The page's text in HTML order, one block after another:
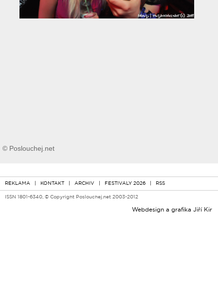
© Poslouchej.net
REKLAMA | KONTAKT | ARCHIV | FESTIVALY 2026 | RSS
ISSN 1801-6340, © Copyright Poslouchej.net 2003-2012
Webdesign a grafika Jiří Kir